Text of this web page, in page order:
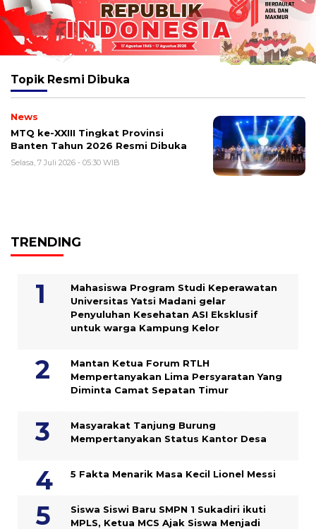
Topik Resmi Dibuka
News
MTQ ke-XXIII Tingkat Provinsi
Banten Tahun 2026 Resmi Dibuka
Selasa, 7 Juli 2026 - 05:30 WIB
TRENDING
Mahasiswa Program Studi Keperawatan
Universitas Yatsi Madani gelar
Penyuluhan Kesehatan ASI Eksklusif
untuk warga Kampung ‎Kelor
Mantan Ketua Forum RTLH
Mempertanyakan Lima Persyaratan Yang
Diminta Camat Sepatan Timur
Masyarakat Tanjung Burung
Mempertanyakan Status Kantor Desa
5 Fakta Menarik Masa Kecil Lionel Messi
Siswa Siswi Baru SMPN 1 Sukadiri ikuti
MPLS, Ketua MCS Ajak Siswa Menjadi